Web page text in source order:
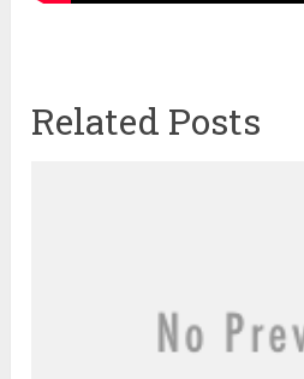
Related Posts